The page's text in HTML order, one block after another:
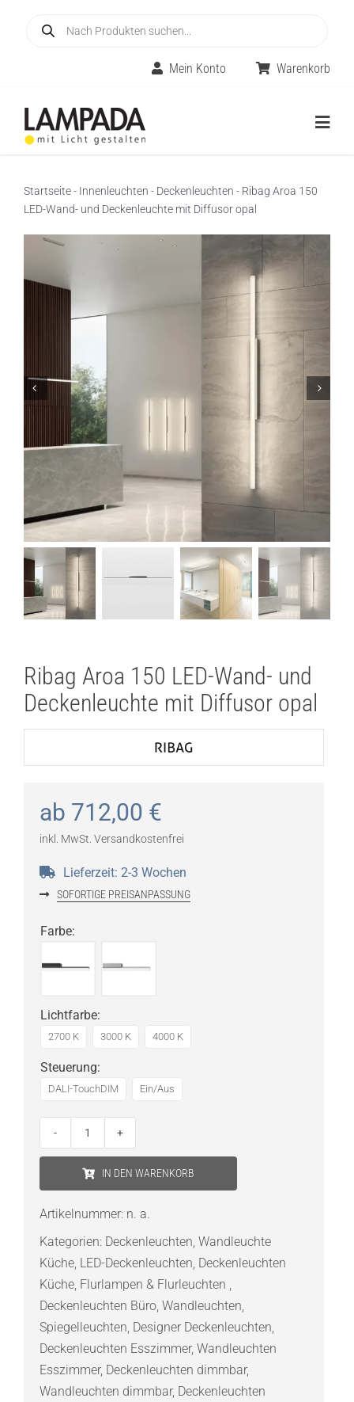
search
Mein Konto Warenkorb
Online-Shop
Lichtplanung
Referenzen
Marken
Ratgeber
Sale
Startseite- Innenleuchten - Deckenleuchten - Ribag Aroa 150
LED-Wand- und Deckenleuchte mit Diffusor opal
Ribag Aroa 150 LED-Wand- und
Deckenleuchte mit Diffusor opal
ab 712,00 €
inkl. MwSt. Versandkostenfrei
Lieferzeit: 2-3 Wochen
SOFORTIGE PREISANPASSUNG
Farbe:
Lichtfarbe:
2700 K 3000 K 4000 K
Steuerung:
DALI-TouchDIM Ein/Aus
und
Deckenleuchte
mit
Diffusor
opal
Menge
IN DEN WARENKORB
Artikelnummer: n. a.
Kategorien: Deckenleuchten, Wandleuchte
Küche, LED-Deckenleuchten, Deckenleuchten
Küche, Flurlampen & Flurleuchten ,
Deckenleuchten Büro, Wandleuchten,
Spiegelleuchten, Designer Deckenleuchten,
Deckenleuchten Esszimmer, Wandleuchten
Esszimmer, Deckenleuchten dimmbar,
Wandleuchten dimmbar, Deckenleuchten